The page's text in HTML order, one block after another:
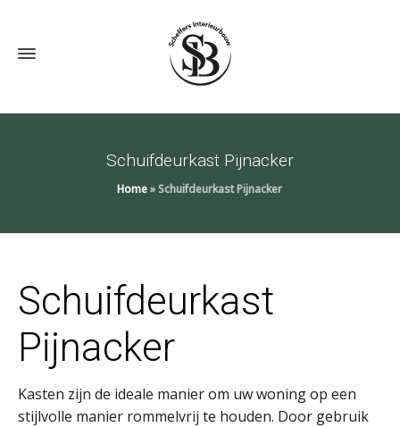
Schuifdeurkast Pijnacker
Home»Schuifdeurkast Pijnacker
Schuifdeurkast
Pijnacker
Kasten zijn de ideale manier om uw woning op een
stijlvolle manier rommelvrij te houden. Door gebruik